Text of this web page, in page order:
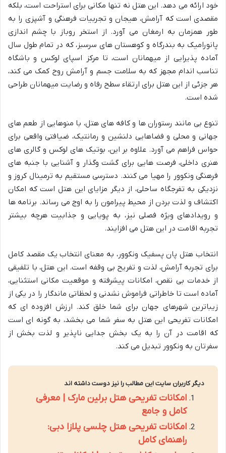
خود ارائه می دهد. این هتل نه تنها مکانی برای استراحت است، بلکه
مقصدی است که آرامش، هیجان و تجربیات فرهنگی و آشپزی را به
طور همزمان به ارمغان می آورد. از استخر روباز با چشم اندازی
پانورامیک به بندرگاه و کوهستان های سرسبز، که در تمام طول سال
آماده پذیرایی از میهمانان است، تا مرکز اسپای لوکس و باشگاه
تناسب اندام مجهز که به سلامت جسم و آرامش روح کمک می کند،
هر جزئی از این هتل برای ارتقاء سطح رفاه و رضایت میهمانان طراحی
شده است.
تنوع بی مانند رستوران ها و کافه های هتل، با منوهایی از طعم های
جهانی و محلی و فضاهایی دلنشین و رمانتیک، ضیافتی واقعی برای
حواس فراهم می آورد. علاوه بر این، بوتیک های لوکس و گالری های
هنری داخلی، فرصت هایی برای گشت وگذار و آشنایی با جنبه های
فرهنگی ونکوور را مهیا می کنند. دسترسی مستقیم به ترمینال کروز و
نزدیکی به تفرجگاه ساحلی، از دیگر مزایای این هتل است که امکان
اکتشاف و لذت بردن از محیط پیرامون را به اوج می رساند. برنامه ها
و رویدادهای ویژه فصلی نیز، به پویایی و جذابیت هرچه بیشتر
تجربه اقامت در این هتل می افزایند.
انتخاب هتل پان پسفیک ونکوور، به معنای انتخاب یک مقصد کامل
برای تجربه آرامش، لذت و تفریح بی وقفه است. این هتل، با تلفیقی
از خدمات بی نقص، امکانات پیشرفته و موقعیت مکانی استثنایی،
آماده است تا خاطراتی فراموش نشدنی و لحظاتی ماندگار را در یکی از
زیباترین شهرهای جهان برای شما خلق کند. ارزش افزوده ای که
امکانات تفریحی این هتل به سفر شما می بخشد، به گونه ای است
که اقامت در آن را به یک بخش جدایی ناپذیر و لذت بخش از
سفرتان به ونکوور تبدیل می کند.
دیگر کاربران سایت این مطالب را نیز دوست داشته اند
امکانات تفریحی هتل برلین مارک | معرفی
کامل و جامع
امکانات تفریحی هتل چلسی پلازا دبی:
راهنمای کامل